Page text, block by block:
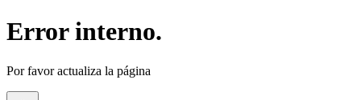
Error interno.
Por favor actualiza la página